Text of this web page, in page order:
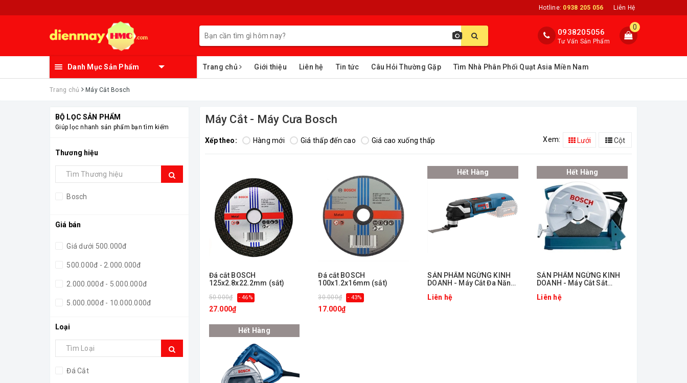
Hotline: 0938 205 056 Liên Hệ
0
0938205056
Tư Vấn Sản Phẩm
Danh Mục Sản Phẩm Trang chủ Giới thiệu Liên hệ Tin tức Câu Hỏi Thường Gặp Tìm Nhà Phân Phối Quạt Asia Miền Nam
Trang chủ Máy Cắt Bosch
BỘ LỌC SẢN PHẨM
Giúp lọc nhanh sản phẩm bạn tìm kiếm
Thương hiệu
Bosch
Giá bán
Giá dưới 500.000đ
500.000đ - 2.000.000đ
2.000.000đ - 5.000.000đ
5.000.000đ - 10.000.000đ
Loại
Đá Cắt
Máy Cắt - Máy Cưa Bosch
Xếp theo: Hàng mới Giá thấp đến cao Giá cao xuống thấp Xem: Lưới Cột
Đá cắt BOSCH
125x2.8x22.2mm (sắt)
50.000₫ - 46%
27.000₫
Đá cắt BOSCH
100x1.2x16mm (sắt)
30.000₫ - 43%
17.000₫
Hết Hàng
ㅤSẢN PHẨM NGỪNG KINH
DOANH - Máy Cắt Đa Năng
28 (SOLO)
Liên hệ
Hết Hàng
ㅤSẢN PHẨM NGỪNG KINH
DOANH - Máy Cắt Sắt
Liên hệ
Hết Hàng